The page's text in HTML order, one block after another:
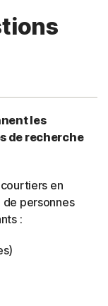
les
de recherche
en
de personnes
: